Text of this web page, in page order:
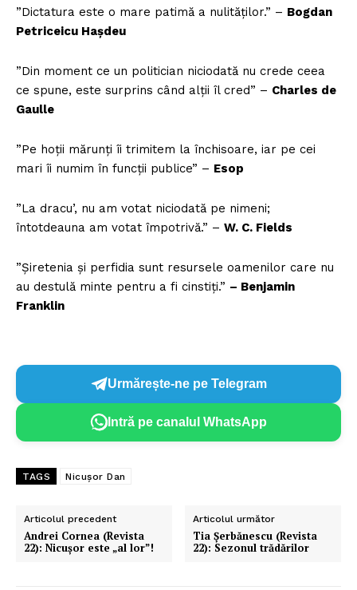
”Dictatura este o mare patimă a nulităţilor.” – Bogdan
Petriceicu Hașdeu
”Din moment ce un politician niciodată nu crede ceea
ce spune, este surprins când alții îl cred” – Charles de
Gaulle
”Pe hoţii mărunţi îi trimitem la închisoare, iar pe cei
mari îi numim în funcţii publice” – Esop
”La dracu’, nu am votat niciodată pe nimeni;
întotdeauna am votat împotrivă.” – W. C. Fields
”Șiretenia și perfidia sunt resursele oamenilor care nu
au destulă minte pentru a fi cinstiți.” – Benjamin
Franklin
Urmărește-ne pe Telegram
Intră pe canalul WhatsApp
TAGS Nicușor Dan
Articolul precedent
Andrei Cornea (Revista
22): Nicușor este „al lor”!
Articolul următor
Tia Șerbănescu (Revista
22): Sezonul trădărilor